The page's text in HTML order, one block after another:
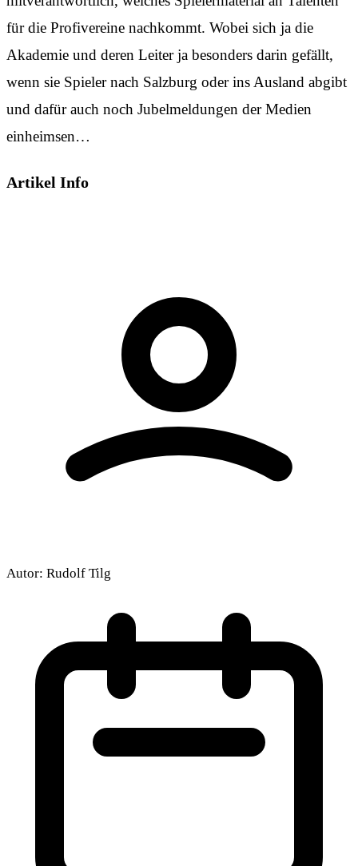
für die Profivereine nachkommt. Wobei sich ja die
Akademie und deren Leiter ja besonders darin gefällt,
wenn sie Spieler nach Salzburg oder ins Ausland abgibt
und dafür auch noch Jubelmeldungen der Medien
einheimsen…
Artikel Info
Autor: Rudolf Tilg